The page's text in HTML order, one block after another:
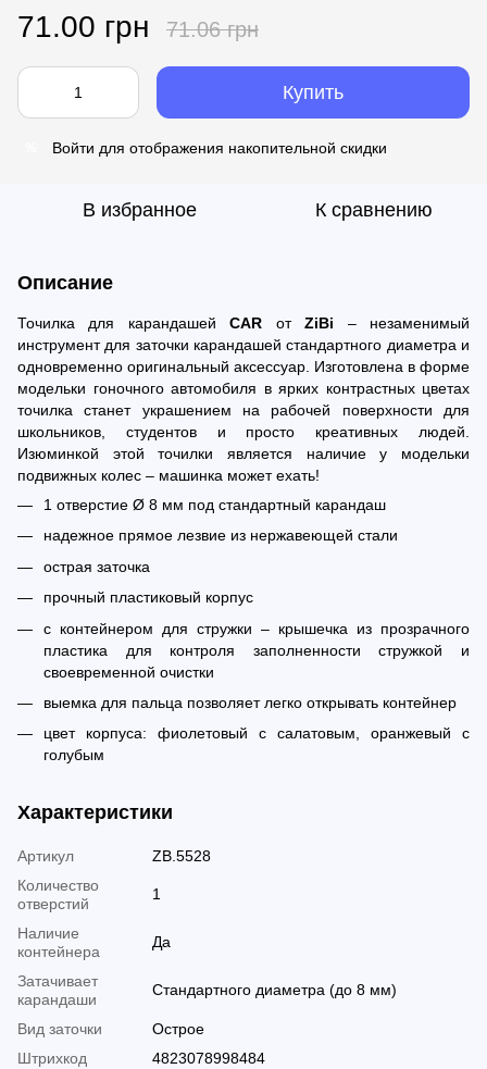
71.00 грн 71.06 грн
Купить
Войти для отображения накопительной скидки
В избранное К сравнению
Описание
Точилка для карандашейCAR отZiBi – незаменимый
инструмент для заточки карандашей стандартного диаметра и
одновременно оригинальный аксессуар. Изготовлена в форме
модельки гоночного автомобиля в ярких контрастных цветах
точилка станет украшением на рабочей поверхности для
школьников, студентов и просто креативных людей.
Изюминкой этой точилки является наличие у модельки
подвижных колес – машинка может ехать!
1 отверстие Ø 8 мм под стандартный карандаш
надежное прямое лезвие из нержавеющей стали
острая заточка
прочный пластиковый корпус
с контейнером для стружки – крышечка из прозрачного
пластика для контроля заполненности стружкой и
своевременной очистки
выемка для пальца позволяет легко открывать контейнер
цвет корпуса: фиолетовый с салатовым, оранжевый с
голубым
Характеристики
Артикул
ZB.5528
Количество
отверстий
1
Наличие
контейнера
Да
Затачивает
карандаши
Стандартного диаметра (до 8 мм)
Вид заточки
Острое
Штрихкод
4823078998484